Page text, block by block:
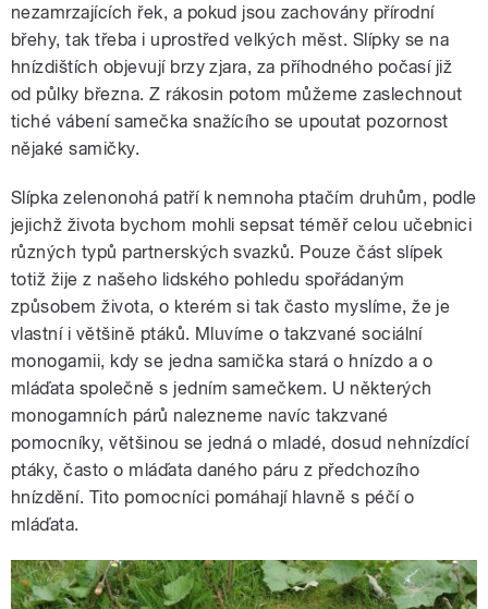
nezamrzajících řek, a pokud jsou zachovány přírodní
břehy, tak třeba i uprostřed velkých měst. Slípky se na
hnízdištích objevují brzy zjara, za příhodného počasí již
od půlky března. Z rákosin potom můžeme zaslechnout
tiché vábení samečka snažícího se upoutat pozornost
nějaké samičky.
Slípka zelenonohá patří k nemnoha ptačím druhům, podle
jejichž života bychom mohli sepsat téměř celou učebnici
různých typů partnerských svazků. Pouze část slípek
totiž žije z našeho lidského pohledu spořádaným
způsobem života, o kterém si tak často myslíme, že je
vlastní i většině ptáků. Mluvíme o takzvané sociální
monogamii, kdy se jedna samička stará o hnízdo a o
mláďata společně s jedním samečkem. U některých
monogamních párů nalezneme navíc takzvané
pomocníky, většinou se jedná o mladé, dosud nehnízdící
ptáky, často o mláďata daného páru z předchozího
hnízdění. Tito pomocníci pomáhají hlavně s péčí o
mláďata.